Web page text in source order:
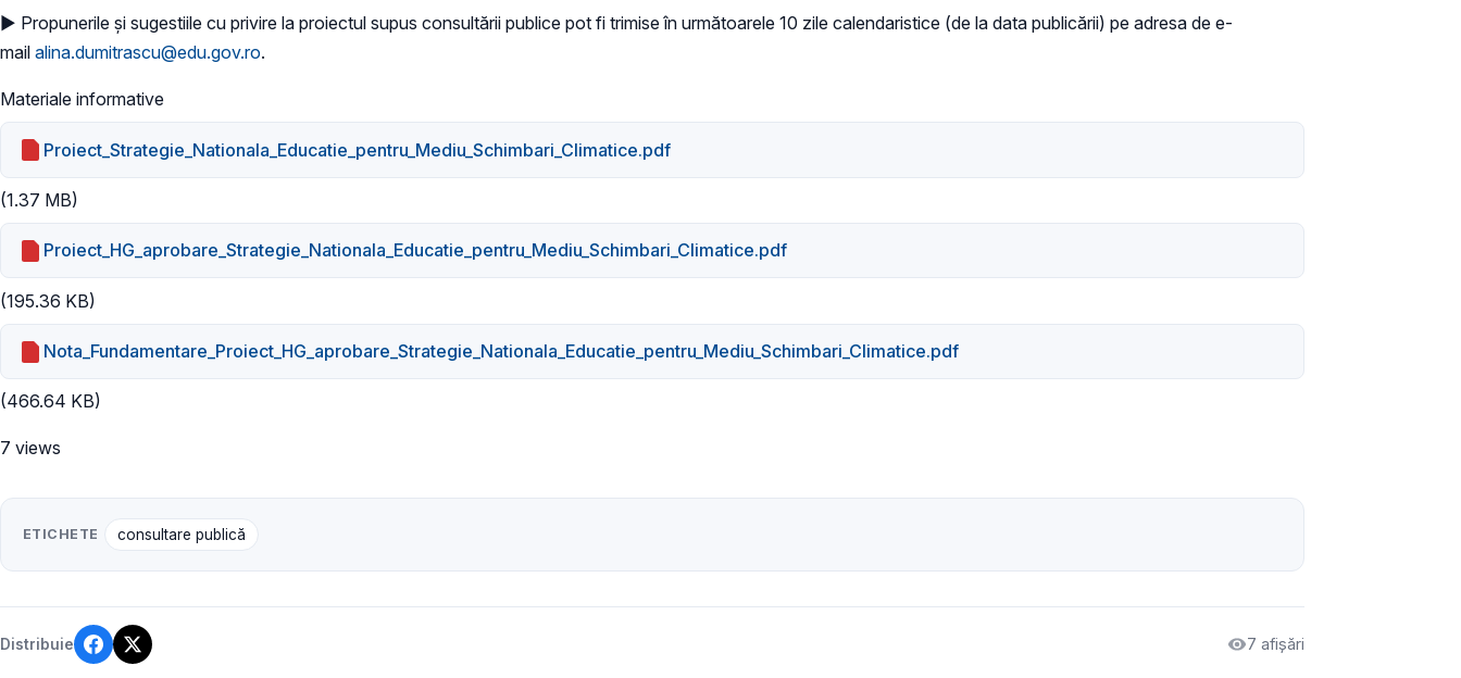
► Propunerile și sugestiile cu privire la proiectul supus consultării publice pot fi trimise în următoarele 10 zile calendaristice (de la data publicării) pe adresa de e-
mail alina.dumitrascu@edu.gov.ro.
Materiale informative
Proiect_Strategie_Nationala_Educatie_pentru_Mediu_Schimbari_Climatice.pdf
(1.37 MB)
Proiect_HG_aprobare_Strategie_Nationala_Educatie_pentru_Mediu_Schimbari_Climatice.pdf
(195.36 KB)
Nota_Fundamentare_Proiect_HG_aprobare_Strategie_Nationala_Educatie_pentru_Mediu_Schimbari_Climatice.pdf
(466.64 KB)
7 views
ETICHETE consultare publică
Distribuie 7 afișări